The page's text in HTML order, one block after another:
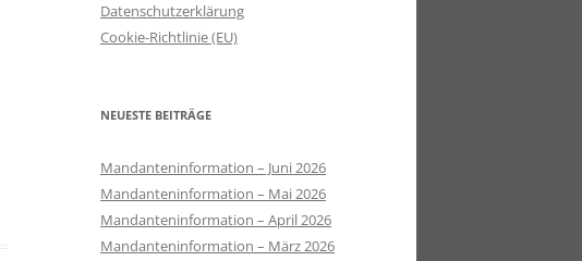
Datenschutzerklärung
Cookie-Richtlinie (EU)
NEUESTE BEITRÄGE
Mandanteninformation – Juni 2026
Mandanteninformation – Mai 2026
Mandanteninformation – April 2026
Mandanteninformation – März 2026